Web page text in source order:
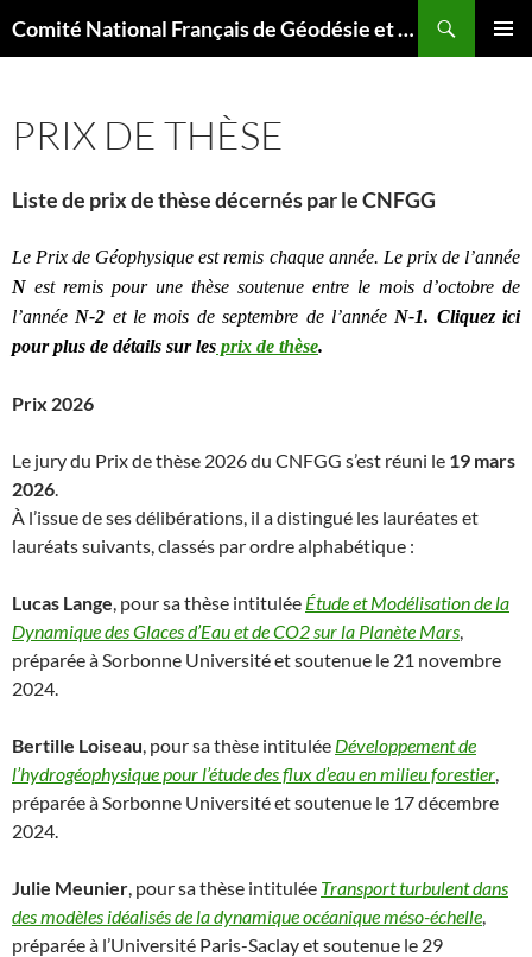
au
Comité National Français de Géodésie et Géophysique
PRIX DE THÈSE
Liste de prix de thèse décernés par le CNFGG
Le Prix de Géophysique est remis chaque année. Le prix de l’année
N est remis pour une thèse soutenue entre le mois d’octobre de
l’année N-2 et le mois de septembre de l’année N-1. Cliquez ici
pour plus de détails sur les prix de thèse.
Prix 2026
Le jury du Prix de thèse 2026 du CNFGG s’est réuni le 19 mars
2026.
À l’issue de ses délibérations, il a distingué les lauréates et
lauréats suivants, classés par ordre alphabétique :
Lucas Lange, pour sa thèse intitulée Étude et Modélisation de la
Dynamique des Glaces d’Eau et de CO2 sur la Planète Mars,
préparée à Sorbonne Université et soutenue le 21 novembre
2024.
Bertille Loiseau, pour sa thèse intitulée Développement de
l’hydrogéophysique pour l’étude des flux d’eau en milieu forestier,
préparée à Sorbonne Université et soutenue le 17 décembre
2024.
Julie Meunier, pour sa thèse intitulée Transport turbulent dans
des modèles idéalisés de la dynamique océanique méso-échelle,
préparée à l’Université Paris-Saclay et soutenue le 29